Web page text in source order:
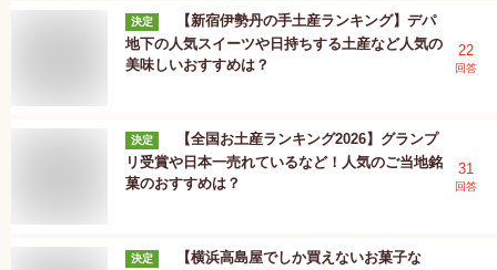
決定
【新宿伊勢丹の手土産ランキング】デパ
地下の人気スイーツや日持ちする土産など人気の
美味しいおすすめは？
22
回答
決定
【全国お土産ランキング2026】グランプ
リ受賞や日本一売れているなど！人気のご当地銘
菓のおすすめは？
31
回答
決定
【横浜高島屋でしか買えないお菓子な